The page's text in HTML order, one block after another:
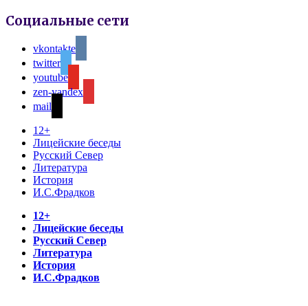
Социальные сети
vkontakte
twitter
youtube
zen-yandex
mail
12+
Лицейские беседы
Русский Север
Литература
История
И.С.Фрадков
12+
Лицейские беседы
Русский Север
Литература
История
И.С.Фрадков